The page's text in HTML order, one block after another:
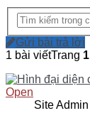
Gửi bài trả lời
1 bài viếtTrang 1
Open
Site Admin